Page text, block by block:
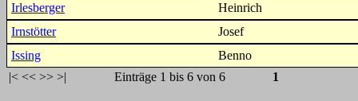
Irlesberger
Heinrich
Irnstötter
Josef
Issing
Benno
|< << >> >| Einträge 1 bis 6 von 6 1